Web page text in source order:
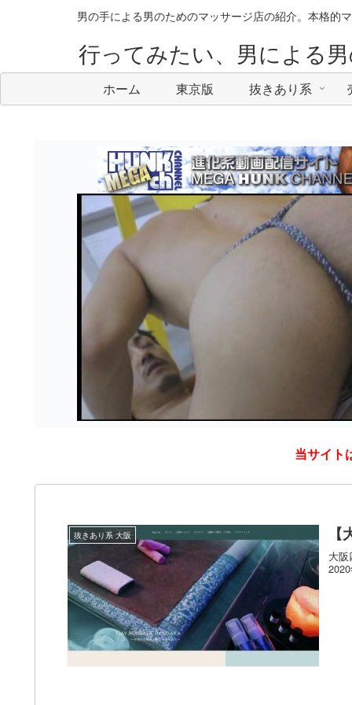
男の手による男のためのマッサージ店の紹介。本格的
行ってみたい、男による
ホーム 東京版 抜きあり系
当サイト
抜きあり系 大阪
大